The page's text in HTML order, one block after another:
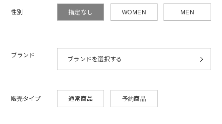
性別 指定なし WOMEN MEN
ブランド
ブランドを選択する
販売タイプ 通常商品 予約商品